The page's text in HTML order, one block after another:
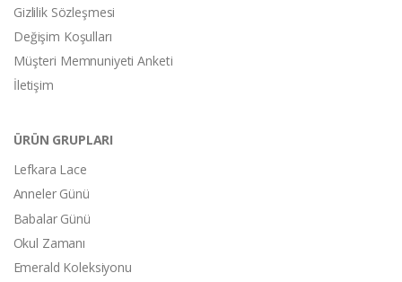
Gizlilik Sözleşmesi
Değişim Koşulları
Müşteri Memnuniyeti Anketi
İletişim
ÜRÜN GRUPLARI
Lefkara Lace
Anneler Günü
Babalar Günü
Okul Zamanı
Emerald Koleksiyonu